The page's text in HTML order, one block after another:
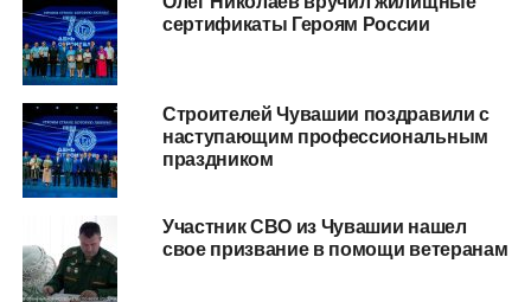
сертификаты Героям России
Строителей Чувашии поздравили с
наступающим профессиональным
праздником
Участник СВО из Чувашии нашел
свое призвание в помощи ветеранам